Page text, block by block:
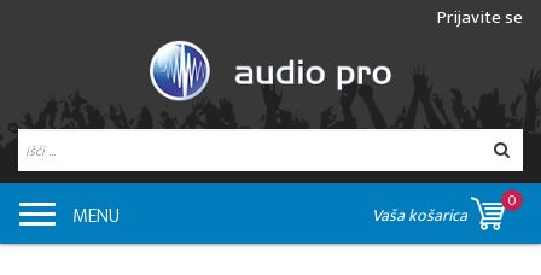
Prijavite se
MENU Vaša košarica
0